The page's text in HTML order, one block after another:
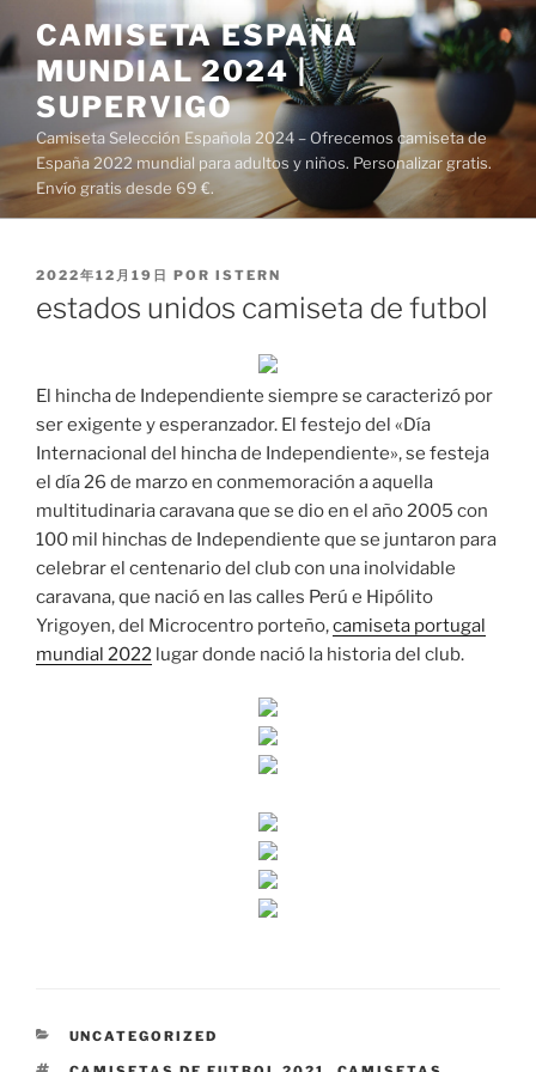
al
contenido
CAMISETA ESPAÑA
MUNDIAL 2024 |
SUPERVIGO
Camiseta Selección Española 2024 – Ofrecemos camiseta de
España 2022 mundial para adultos y niños. Personalizar gratis.
Envío gratis desde 69 €.
PUBLICADO
2022年12月19日 POR ISTERN
estados unidos camiseta de futbol
El hincha de Independiente siempre se caracterizó por
ser exigente y esperanzador. El festejo del «Día
Internacional del hincha de Independiente», se festeja
el día 26 de marzo en conmemoración a aquella
multitudinaria caravana que se dio en el año 2005 con
100 mil hinchas de Independiente que se juntaron para
celebrar el centenario del club con una inolvidable
caravana, que nació en las calles Perú e Hipólito
Yrigoyen, del Microcentro porteño,camiseta portugal
mundial 2022 lugar donde nació la historia del club.
CATEGORÍAS
UNCATEGORIZED